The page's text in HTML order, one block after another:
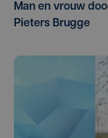
Man en vrouw
Pieters Brugge